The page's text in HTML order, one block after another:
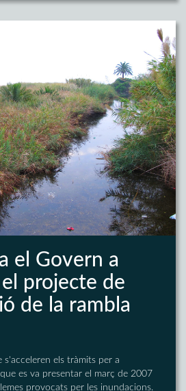
el Govern a
projecte de
de la rambla
s'acceleren els tràmits per a
es va presentar el març de 2007
provocats per les inundacions.